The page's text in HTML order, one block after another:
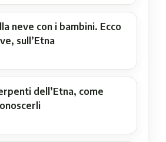
neve con i bambini. Ecco
sull’Etna
dell’Etna, come